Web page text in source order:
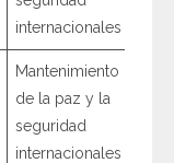
internacionales
Mantenimiento
de la paz y la
seguridad
internacionales